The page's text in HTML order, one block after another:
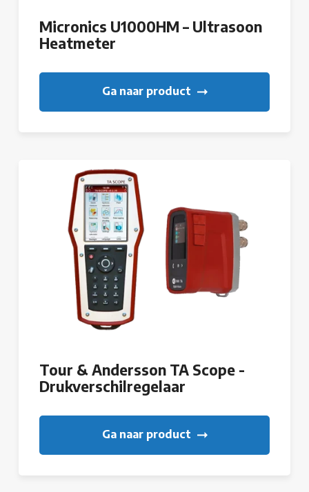
Micronics U1000HM – Ultrasoon
Heatmeter
Ga naar product
Tour & Andersson TA Scope -
Drukverschilregelaar
Ga naar product